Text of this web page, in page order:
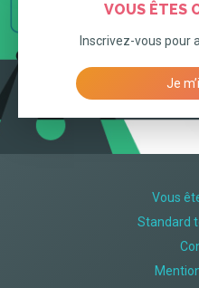
VOUS ÊTES
Inscrivez-vous pour
Je
Vous
Standard